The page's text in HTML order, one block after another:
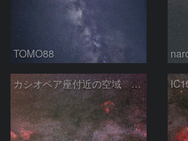
TOMO88
カシオペア座付近の空域 260720